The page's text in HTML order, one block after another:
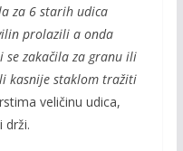
6 starih udica
prolazili a onda
se zakačila za granu ili
kasnije staklom tražiti
veličinu udica,
drži.